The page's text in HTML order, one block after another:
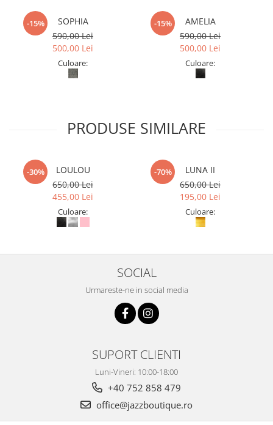
-15%
SOPHIA
590,00 Lei
500,00 Lei
Culoare:
-15%
AMELIA
590,00 Lei
500,00 Lei
Culoare:
PRODUSE SIMILARE
-30%
LOULOU
650,00 Lei
455,00 Lei
Culoare:
-70%
LUNA II
650,00 Lei
195,00 Lei
Culoare:
SOCIAL
Urmareste-ne in social media
SUPORT CLIENTI
Luni-Vineri: 10:00-18:00
+40 752 858 479
office@jazzboutique.ro